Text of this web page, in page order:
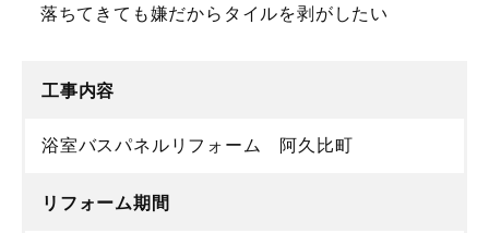
落ちてきても嫌だからタイルを剥がしたい
工事内容
浴室バスパネルリフォーム 阿久比町
リフォーム期間